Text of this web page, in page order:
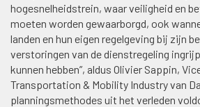
hogesnelheidstrein, waar veiligheid en
moeten worden gewaarborgd, ook
landen en hun eigen regelgeving bij zijn
verstoringen van de dienstregeling
kunnen hebben”, aldus Olivier Sappin,
Transportation & Mobility Industry van
planningsmethodes uit het verleden